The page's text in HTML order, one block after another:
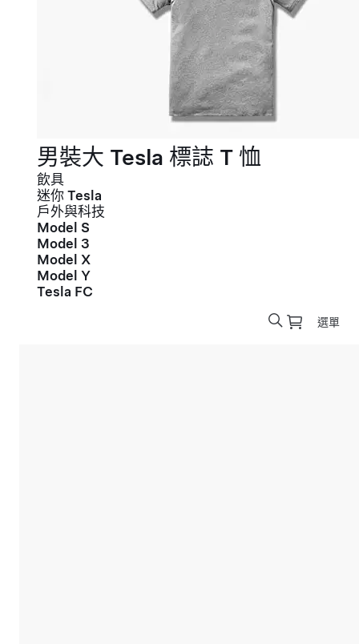
男裝大 Tesla 標誌 T 恤
飲具
迷你 Tesla
戶外與科技
Model S
Model 3
Model X
Model Y
Tesla FC
選單